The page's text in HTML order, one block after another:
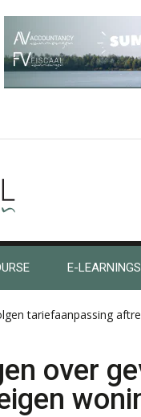
E-LEARNINGS
tariefaanpassing
over